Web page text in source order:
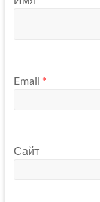
Email *
Сайт